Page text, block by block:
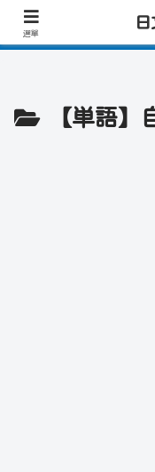
日文學習首選｜快速學會實
【単語】
選單